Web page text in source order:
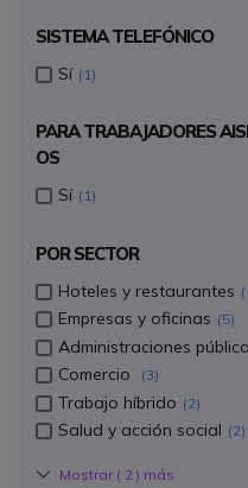
SISTEMA TELEFÓNICO
Sí 1
PARA TRABAJADORES
OS
Sí 1
POR SECTOR
Hoteles y restaurantes
Empresas y oficinas 5
Administraciones
Comercio 3
Trabajo híbrido 2
Salud y acción social 2
Mostrar ( 2 ) más